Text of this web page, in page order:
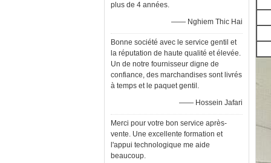
plus de 4 années.
—— Nghiem Thic Hai
Bonne société avec le service gentil et
la réputation de haute qualité et élevée.
Un de notre fournisseur digne de
confiance, des marchandises sont livrés
à temps et le paquet gentil.
—— Hossein Jafari
Merci pour votre bon service après-
vente. Une excellente formation et
l'appui technologique me aide
beaucoup.